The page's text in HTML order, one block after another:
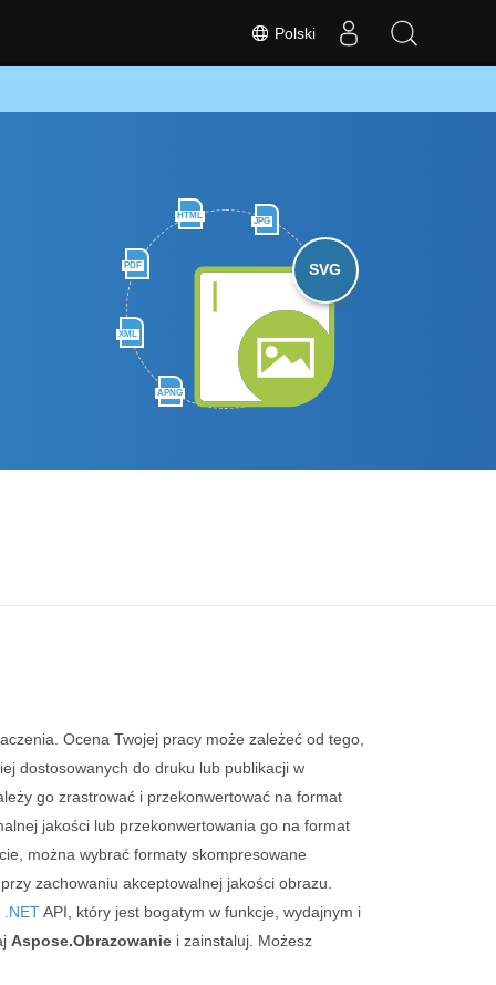
Polski
HTML
JPG
PDF
XML
APNG
SVG
Ocena Twojej pracy może zależeć od tego,
dostosowanych do druku lub publikacji w
go zrastrować i przekonwertować na format
jakości lub przekonwertowania go na format
można wybrać formaty skompresowane
zachowaniu akceptowalnej jakości obrazu.
.NETAPI, który jest bogatym w funkcje, wydajnym i
Aspose.Obrazowanie i zainstaluj. Możesz